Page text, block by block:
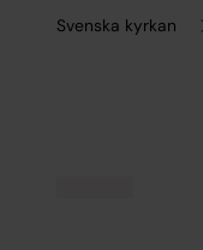
Svenska kyrkan